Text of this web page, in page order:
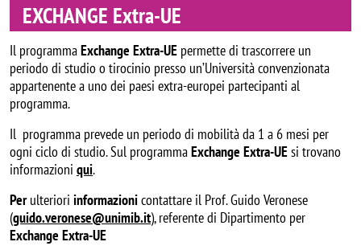
EXCHANGE Extra-UE
Il programmaExchange Extra-UE permette di trascorrere un
periodo di studio o tirocinio presso un’Università convenzionata
appartenente a uno dei paesi extra-europei partecipanti al
programma.
Il programma prevede un periodo di mobilità da 1 a 6 mesi per
ogni ciclo di studio. Sul programmaExchange Extra-UEsi trovano
informazioni qui.
Perulteriori informazionicontattare il Prof. Guido Veronese
(guido.veronese@unimib.it), referente di Dipartimento per
Exchange Extra-UE